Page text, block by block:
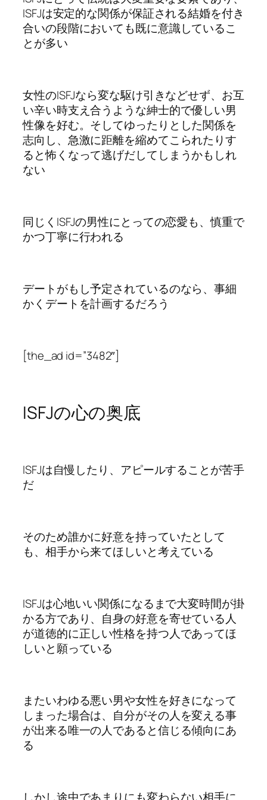
ISFJは安定的な関係が保証される結婚を付き
合いの段階においても既に意識しているこ
とが多い
女性のISFJなら変な駆け引きなどせず、お互
い辛い時支え合うような紳士的で優しい男
性像を好む。そしてゆったりとした関係を
志向し、急激に距離を縮めてこられたりす
ると怖くなって逃げだしてしまうかもしれ
ない
同じくISFJの男性にとっての恋愛も、慎重で
かつ丁寧に行われる
デートがもし予定されているのなら、事細
かくデートを計画するだろう
[the_ad id=”3482″]
ISFJの心の奥底
ISFJは自慢したり、アピールすることが苦手
だ
そのため誰かに好意を持っていたとして
も、相手から来てほしいと考えている
ISFJは心地いい関係になるまで大変時間が掛
かる方であり、自身の好意を寄せている人
が道徳的に正しい性格を持つ人であってほ
しいと願っている
またいわゆる悪い男や女性を好きになって
しまった場合は、自分がその人を変える事
が出来る唯一の人であると信じる傾向にあ
る